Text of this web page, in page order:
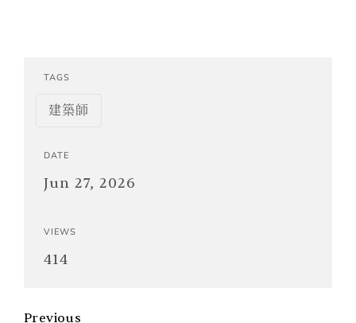
TAGS
建築師
DATE
Jun 27, 2026
VIEWS
414
Previous